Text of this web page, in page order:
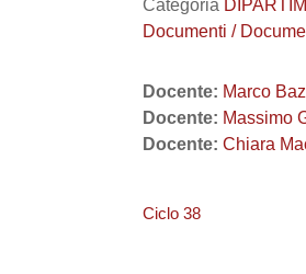
Categoria
Documenti /
Docente: Marco
Docente: Massimo
Docente: Chiara
Ciclo 38